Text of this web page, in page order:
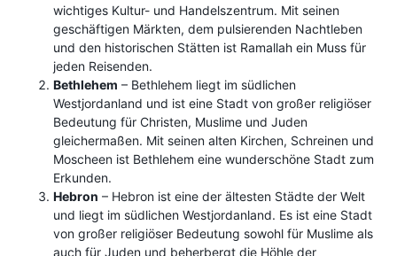
wichtiges Kultur- und Handelszentrum. Mit seinen
geschäftigen Märkten, dem pulsierenden Nachtleben
und den historischen Stätten ist Ramallah ein Muss für
jeden Reisenden.
Bethlehem – Bethlehem liegt im südlichen
Westjordanland und ist eine Stadt von großer religiöser
Bedeutung für Christen, Muslime und Juden
gleichermaßen. Mit seinen alten Kirchen, Schreinen und
Moscheen ist Bethlehem eine wunderschöne Stadt zum
Erkunden.
Hebron – Hebron ist eine der ältesten Städte der Welt
und liegt im südlichen Westjordanland. Es ist eine Stadt
von großer religiöser Bedeutung sowohl für Muslime als
auch für Juden und beherbergt die Höhle der